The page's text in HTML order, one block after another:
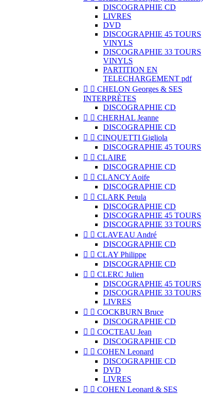
DISCOGRAPHIE CD
LIVRES
DVD
DISCOGRAPHIE 45 TOURS
VINYLS
DISCOGRAPHIE 33 TOURS
VINYLS
PARTITION EN
TELECHARGEMENT pdf
  CHELON Georges & SES
INTERPRÈTES
DISCOGRAPHIE CD
  CHERHAL Jeanne
DISCOGRAPHIE CD
  CINQUETTI Gigliola
DISCOGRAPHIE 45 TOURS
  CLAIRE
DISCOGRAPHIE CD
  CLANCY Aoife
DISCOGRAPHIE CD
  CLARK Petula
DISCOGRAPHIE CD
DISCOGRAPHIE 45 TOURS
DISCOGRAPHIE 33 TOURS
  CLAVEAU André
DISCOGRAPHIE CD
  CLAY Philippe
DISCOGRAPHIE CD
  CLERC Julien
DISCOGRAPHIE 45 TOURS
DISCOGRAPHIE 33 TOURS
LIVRES
  COCKBURN Bruce
DISCOGRAPHIE CD
  COCTEAU Jean
DISCOGRAPHIE CD
  COHEN Leonard
DISCOGRAPHIE CD
DVD
LIVRES
  COHEN Leonard & SES